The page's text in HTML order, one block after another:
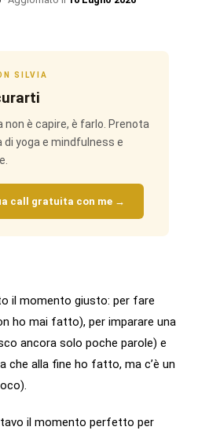
SILVIA
non è capire, è farlo. Prenota
yoga e mindfulness e
call gratuita con me →
il momento giusto: per fare
ho mai fatto), per imparare una
ancora solo poche parole) e
che alla fine ho fatto, ma c’è un
il momento perfetto per